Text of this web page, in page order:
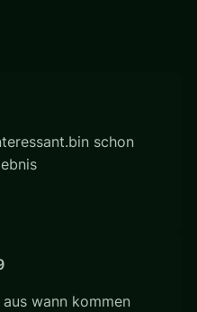
schon
wann kommen